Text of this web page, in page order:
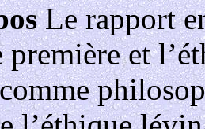
Le rapport
et